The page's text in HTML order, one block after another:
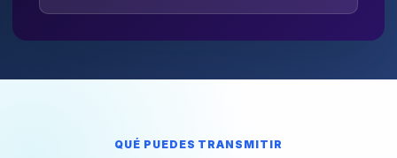
QUÉ PUEDES TRANSMITIR